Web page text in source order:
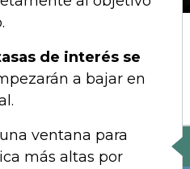
de interés se
a bajar en
ventana para
más altas por